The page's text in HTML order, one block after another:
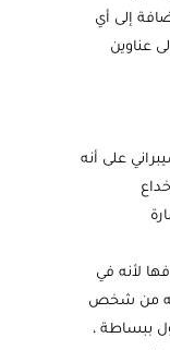
إلى أي
عناوين
على أنه
لأنه في
كأنه من شخص
ببساطة ،